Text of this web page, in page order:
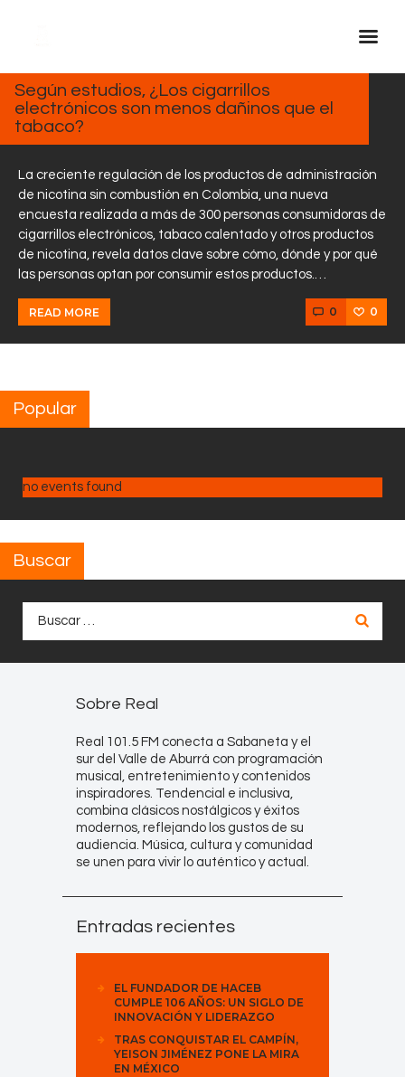
Inicio Real FM
Streaming
En Vivo
Descarga La APP
Programas
Noticias
Equipo
Sobre Nosotros
7, 2025
Según estudios, ¿Los cigarrillos
electrónicos son menos dañinos que el
tabaco?
La creciente regulación de los productos de administración
de nicotina sin combustión en Colombia, una nueva
encuesta realizada a más de 300 personas consumidoras de
cigarrillos electrónicos, tabaco calentado y otros productos
de nicotina, revela datos clave sobre cómo, dónde y por qué
las personas optan por consumir estos productos.…
READ MORE 0 0
Popular
no events found
Buscar
Sobre Real
Real 101.5 FM conecta a Sabaneta y el
sur del Valle de Aburrá con programación
musical, entretenimiento y contenidos
inspiradores. Tendencial e inclusiva,
combina clásicos nostálgicos y éxitos
modernos, reflejando los gustos de su
audiencia. Música, cultura y comunidad
se unen para vivir lo auténtico y actual.
Entradas recientes
EL FUNDADOR DE HACEB
CUMPLE 106 AÑOS: UN SIGLO DE
INNOVACIÓN Y LIDERAZGO
TRAS CONQUISTAR EL CAMPÍN,
YEISON JIMÉNEZ PONE LA MIRA
EN MÉXICO